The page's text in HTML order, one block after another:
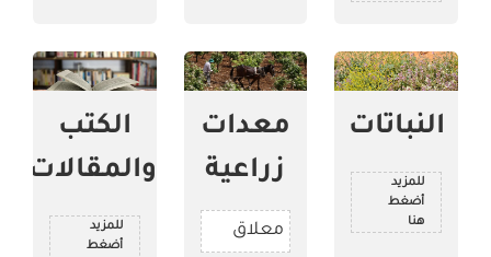
النباتات
للمزيد
أضغط
هنا
معدات
زراعية
معلاق
الكتب
والمقالات
للمزيد
أضغط